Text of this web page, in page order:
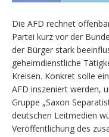
Die AFD rechnet
Partei kurz vor der
der Bürger stark
geheimdienstliche
Kreisen. Konkret solle
AFD inszeniert werden,
Gruppe „Saxon
deutschen Leitmedien
Veröffentlichung des